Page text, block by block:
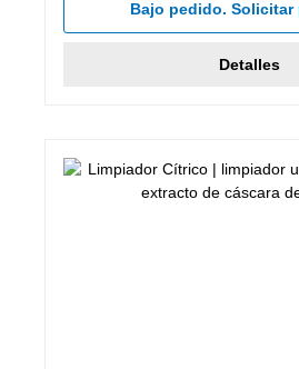
Bajo pedido. Solicitar
Detalles